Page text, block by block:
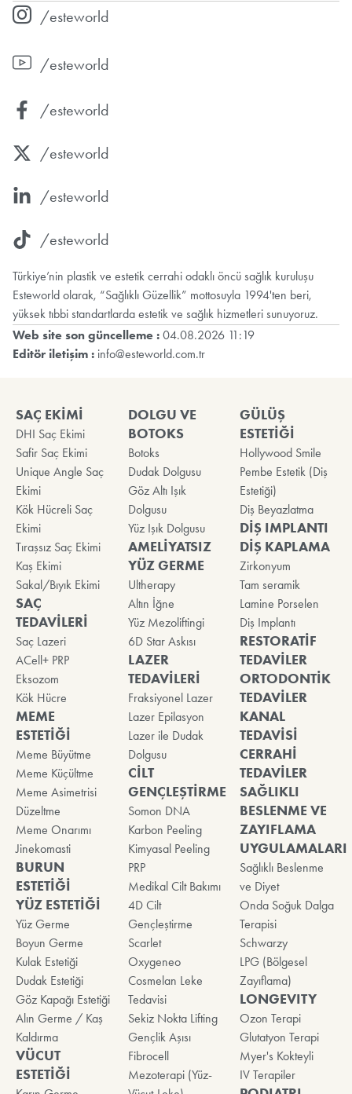
/esteworld
/esteworld
/esteworld
/esteworld
/esteworld
/esteworld
Türkiye’nin plastik ve estetik cerrahi odaklı öncü sağlık kuruluşu
Esteworld olarak, “Sağlıklı Güzellik” mottosuyla 1994'ten beri,
yüksek tıbbi standartlarda estetik ve sağlık hizmetleri sunuyoruz.
Web site son güncelleme : 04.08.2026 11:19
Editör iletişim : info@esteworld.com.tr
SAÇ EKİMİ
DHI Saç Ekimi
Safir Saç Ekimi
Unique Angle Saç
Ekimi
Kök Hücreli Saç
Ekimi
Tıraşsız Saç Ekimi
Kaş Ekimi
Sakal/Bıyık Ekimi
SAÇ
TEDAVİLERİ
Saç Lazeri
ACell+ PRP
Eksozom
Kök Hücre
MEME
ESTETİĞİ
Meme Büyütme
Meme Küçültme
Meme Asimetrisi
Düzeltme
Meme Onarımı
Jinekomasti
BURUN
ESTETİĞİ
YÜZ ESTETİĞİ
Yüz Germe
Boyun Germe
Kulak Estetiği
Dudak Estetiği
Göz Kapağı Estetiği
Alın Germe / Kaş
Kaldırma
VÜCUT
ESTETİĞİ
DOLGU VE
BOTOKS
Botoks
Dudak Dolgusu
Göz Altı Işık
Dolgusu
Yüz Işık Dolgusu
AMELİYATSIZ
YÜZ GERME
Ultherapy
Altın İğne
Yüz Mezoliftingi
6D Star Askısı
LAZER
TEDAVİLERİ
Fraksiyonel Lazer
Lazer Epilasyon
Lazer ile Dudak
Dolgusu
CİLT
GENÇLEŞTİRME
Somon DNA
Karbon Peeling
Kimyasal Peeling
PRP
Medikal Cilt Bakımı
4D Cilt
Gençleştirme
Scarlet
Oxygeneo
Cosmelan Leke
Tedavisi
Sekiz Nokta Lifting
Gençlik Aşısı
Fibrocell
Mezoterapi (Yüz-
GÜLÜŞ
ESTETİĞİ
Hollywood Smile
Pembe Estetik (Diş
Estetiği)
Diş Beyazlatma
DİŞ IMPLANTI
DİŞ KAPLAMA
Zirkonyum
Tam seramik
Lamine Porselen
Diş Implantı
RESTORATİF
TEDAVİLER
ORTODONTİK
TEDAVİLER
KANAL
TEDAVİSİ
CERRAHİ
TEDAVİLER
SAĞLIKLI
BESLENME VE
ZAYIFLAMA
UYGULAMALARI
Sağlıklı Beslenme
ve Diyet
Onda Soğuk Dalga
Terapisi
Schwarzy
LPG (Bölgesel
Zayıflama)
LONGEVITY
Ozon Terapi
Glutatyon Terapi
Myer's Kokteyli
IV Terapiler